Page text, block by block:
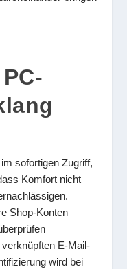
sofortigen Zugriff,
Komfort nicht
Shop-Konten
E-Mail-
wird bei